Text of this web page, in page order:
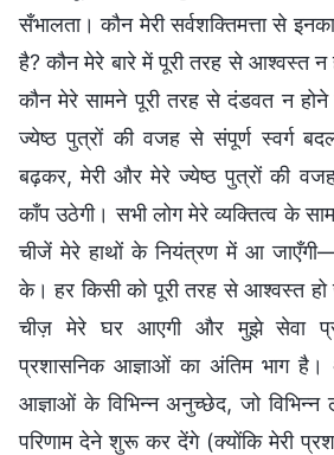
सँभालता। कौन मेरी सर्वशक्तिमत्ता से
है? कौन मेरे बारे में पूरी तरह से आश्वस्त न
कौन मेरे सामने पूरी तरह से दंडवत न होने
ज्येष्ठ पुत्रों की वजह से संपूर्ण स्वर्ग
बढ़कर, मेरी और मेरे ज्येष्ठ पुत्रों की
काँप उठेगी। सभी लोग मेरे व्यक्तित्व के
चीजें मेरे हाथों के नियंत्रण में आ
के। हर किसी को पूरी तरह से आश्वस्त हो
चीज़ मेरे घर आएगी और मुझे सेवा
प्रशासनिक आज्ञाओं का अंतिम भाग
आज्ञाओं के विभिन्न अनुच्छेद, जो विभिन्न
परिणाम देने शुरू कर देंगे (क्योंकि मेरी